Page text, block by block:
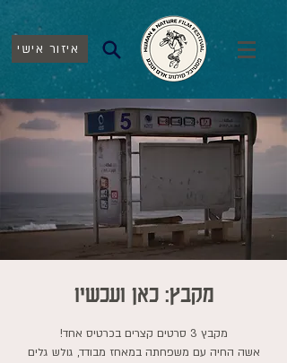
איזור אישי
מקבץ: כאן ועכשיו
אשה החיה עם משפחתה במאחז מבודד, גולש גלים